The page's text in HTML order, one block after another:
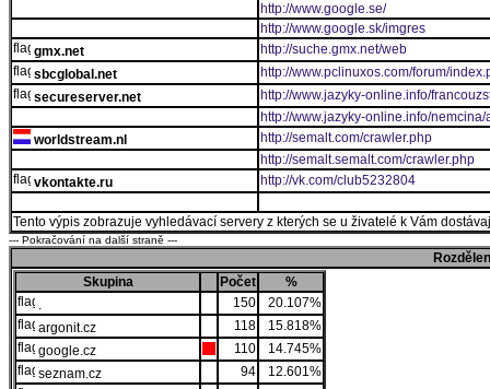
http://www.google.se/
http://www.google.sk/imgres
gmx.net
http://suche.gmx.net/web
sbcglobal.net
http://www.pclinuxos.com/forum/
secureserver.net
http://www.jazyky-online.info/
http://www.jazyky-online.info/
worldstream.nl
http://semalt.com/crawler.php
http://semalt.semalt.com/crawler.php
vkontakte.ru
http://vk.com/club5232804
Tento výpis zobrazuje vyhledávací servery z kterých se u živatelé k Vám
--- Pokračování na další straně ---
Skupina
Počet
%
.
150
20.107%
argonit.cz
118
15.818%
google.cz
110
14.745%
seznam.cz
94
12.601%